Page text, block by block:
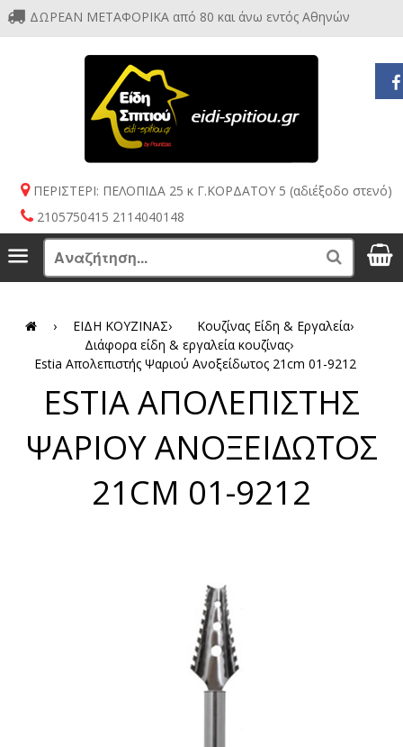
ΔΩΡΕΑΝ ΜΕΤΑΦΟΡΙΚΑ από 80 και άνω εντός Αθηνών
ΠΕΡΙΣΤΕΡΙ: ΠΕΛΟΠΙΔΑ 25 κ Γ.ΚΟΡΔΑΤΟΥ 5 (αδιέξοδο στενό)
2105750415 2114040148
Menu Search
› ΕΙΔΗ ΚΟΥΖΙΝΑΣ› Κουζίνας Είδη & Εργαλεία›
Διάφορα είδη & εργαλεία κουζίνας›
Estia Απολεπιστής Ψαριού Ανοξείδωτος 21cm 01-9212
ESTIA ΑΠΟΛΕΠΙΣΤΗΣ
ΨΑΡΙΟΥ ΑΝΟΞΕΙΔΩΤΟΣ
21CM 01-9212